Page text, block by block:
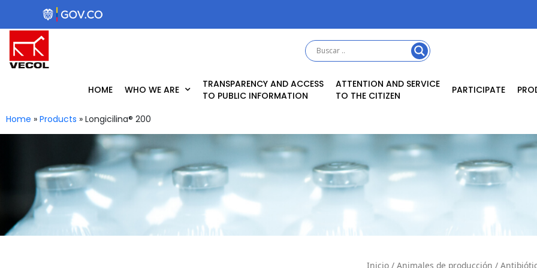
content
HOME WHO WE ARE
TRANSPARENCY AND ACCESS
TO PUBLIC INFORMATION
ATTENTION AND SERVICE
TO THE CITIZEN
PARTICIPATE
Home » Products » Longicilina® 200
Inicio/ Animales de producción /